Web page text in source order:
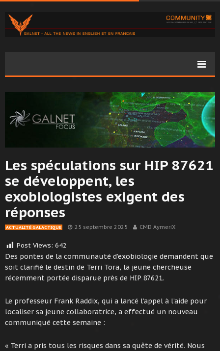
Les spéculations sur HIP 87621
se développent, les
exobiologistes exigent des
réponses
ACTUALITÉ GALACTIQUE 25 septembre 2025 CMD AymeriX
Post Views: 642
Des pontes de la communauté d’exobiologie demandent que
soit clarifié le destin de Terri Tora, la jeune chercheuse
récemment portée disparue près de HIP 87621.
Le professeur Frank Raddix, qui a lancé l’appel à l’aide pour
localiser sa jeune collaboratrice, a effectué un nouveau
communiqué cette semaine :
« Terri a pris tous les risques dans sa quête de vérité. Nous